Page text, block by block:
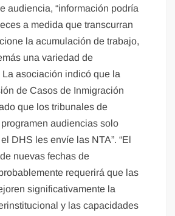
audiencia, “información podría
a medida que transcurran
la acumulación de trabajo,
una variedad de
La asociación indicó que la
de Casos de Inmigración
que los tribunales de
audiencias solo
DHS les envíe las NTA”. “El
nuevas fechas de
requerirá que las
significativamente la
y las capacidades